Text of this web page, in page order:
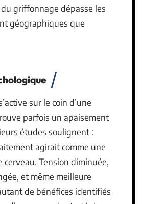
griffonnage dépasse les
géographiques que
sur le coin d’une
parfois un apaisement
études soulignent :
agirait comme une
cerveau. Tension diminuée,
et même meilleure
de bénéfices identifiés